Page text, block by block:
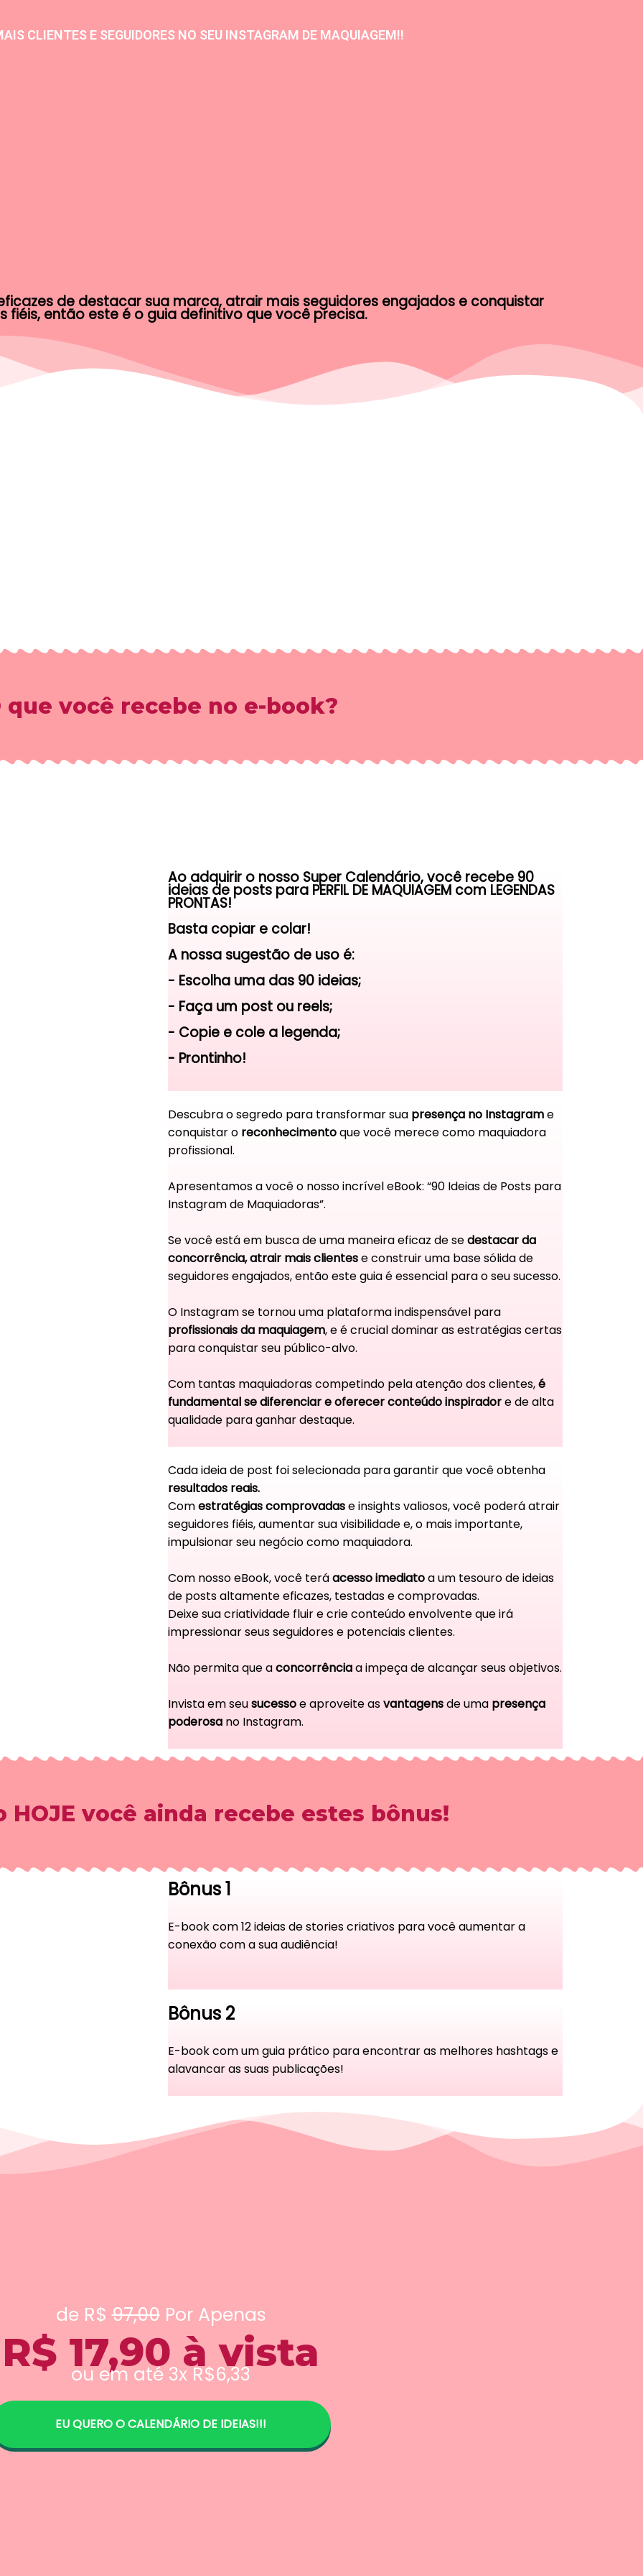
CLIENTES E SEGUIDORES NO SEU INSTAGRAM DE MAQUIAGEM!!
de destacar sua marca, atrair mais seguidores engajados e conquistar
fiéis, então este é o guia definitivo que você precisa.
que você recebe no e-book?
Ao adquirir o nosso Super Calendário, você recebe 90
ideias de posts para PERFIL DE MAQUIAGEM com LEGENDAS
PRONTAS!
Basta copiar e colar!
A nossa sugestão de uso é:
- Escolha uma das 90 ideias;
- Faça um post ou reels;
- Copie e cole a legenda;
- Prontinho!
Descubra o segredo para transformar sua presença no Instagrame
conquistar o reconhecimentoque você merece como maquiadora
profissional.
Apresentamos a você o nosso incrível eBook: “90 Ideias de Posts para
Instagram de Maquiadoras”.
Se você está em busca de uma maneira eficaz de sedestacar da
concorrência, atrair mais clientese construir uma base sólida de
seguidores engajados, então este guia é essencial para o seu sucesso.
O Instagram se tornou uma plataforma indispensável para
profissionais da maquiagem, e é crucial dominar as estratégias certas
para conquistar seu público-alvo.
Com tantas maquiadoras competindo pela atenção dos clientes,é
fundamental se diferenciar e oferecer conteúdo inspiradore de alta
qualidade para ganhar destaque.
Cada ideia de post foi selecionada para garantir que você obtenha
resultados reais.
Comestratégias comprovadase insights valiosos, você poderá atrair
seguidores fiéis, aumentar sua visibilidade e, o mais importante,
impulsionar seu negócio como maquiadora.
Com nosso eBook, você teráacesso imediatoa um tesouro de ideias
de posts altamente eficazes, testadas e comprovadas.
Deixe sua criatividade fluir e crie conteúdo envolvente que irá
impressionar seus seguidores e potenciais clientes.
Não permita que aconcorrênciaa impeça de alcançar seus objetivos.
Invista em seusucessoe aproveite asvantagensde uma presença
poderosa no Instagram.
HOJE você ainda recebe estes bônus!
Bônus 1
E-book com 12 ideias de stories criativos para você aumentar a
conexão com a sua audiência!
Bônus 2
E-book com um guia prático para encontrar as melhores hashtags e
alavancar as suas publicações!
de R$97,00Por Apenas
R$ 17,90 à vista
ou em até 3x R$6,33
EU QUERO O CALENDÁRIO DE IDEIAS!!!